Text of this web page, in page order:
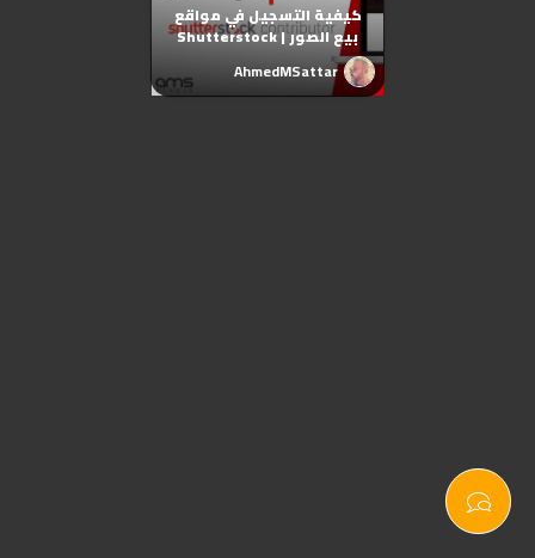
كيفية التسجيل في مواقع
بيع الصور | Shutterstock
AhmedMSattar